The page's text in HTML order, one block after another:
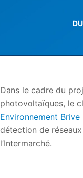
Dans le cadre du
photovoltaïques, le
Environnement Brive
détection de
l’Intermarché.